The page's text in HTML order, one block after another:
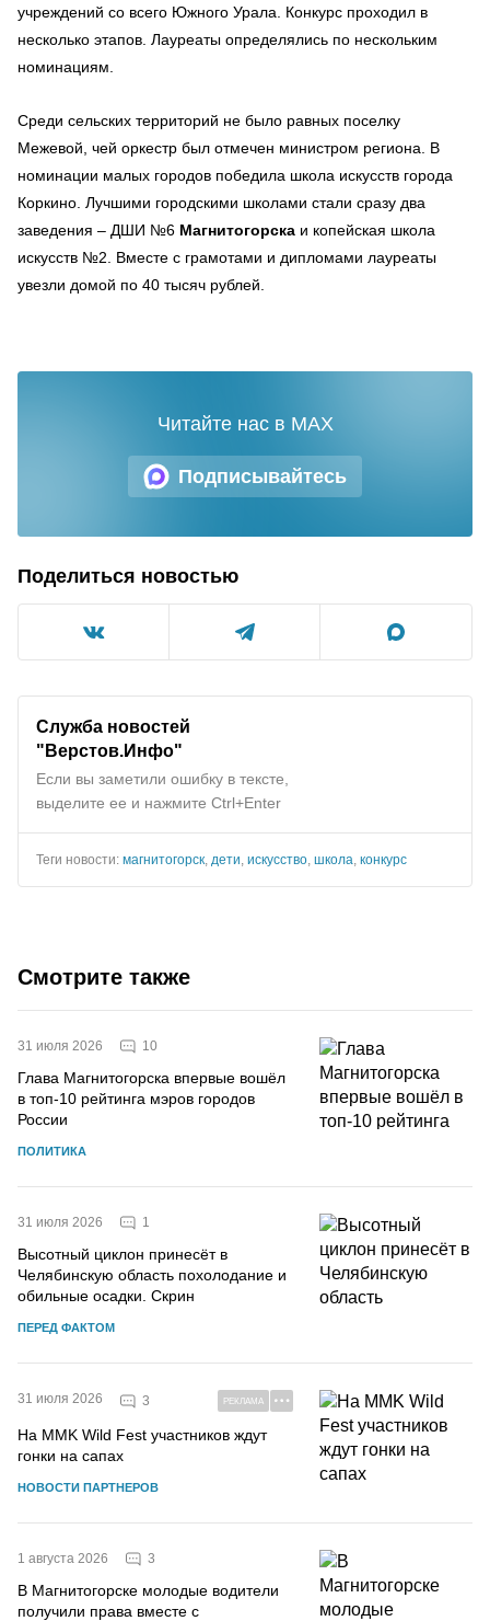
учреждений со всего Южного Урала. Конкурс проходил в
несколько этапов. Лауреаты определялись по нескольким
номинациям.
Среди сельских территорий не было равных поселку
Межевой, чей оркестр был отмечен министром региона. В
номинации малых городов победила школа искусств города
Коркино. Лучшими городскими школами стали сразу два
заведения – ДШИ №6 Магнитогорска и копейская школа
искусств №2. Вместе с грамотами и дипломами лауреаты
увезли домой по 40 тысяч рублей.
Подписывайтесь
Читайте нас в MAX
Поделиться новостью
Служба новостей
"Верстов.Инфо"
Если вы заметили ошибку в тексте,
выделите ее и нажмите Ctrl+Enter
Теги новости: магнитогорск, дети, искусство, школа, конкурс
Смотрите также
31 июля 2026 10
Глава Магнитогорска впервые вошёл
в топ-10 рейтинга мэров городов
России
ПОЛИТИКА
31 июля 2026 1
Высотный циклон принесёт в
Челябинскую область похолодание и
обильные осадки. Скрин
ПЕРЕД ФАКТОМ
31 июля 2026 3 РЕКЛАМА
На MMK Wild Fest участников ждут
гонки на сапах
НОВОСТИ ПАРТНЕРОВ
1 августа 2026 3
В Магнитогорске молодые водители
получили права вместе с